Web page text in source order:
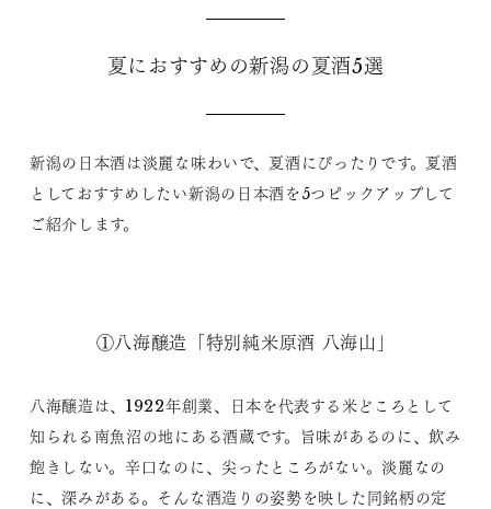
夏におすすめの新潟の夏酒5選
新潟の日本酒は淡麗な味わいで、夏酒にぴったりです。夏酒
としておすすめしたい新潟の日本酒を5つピックアップして
ご紹介します。
①八海醸造「特別純米原酒 八海山」
八海醸造は、1922年創業、日本を代表する米どころとして
知られる南魚沼の地にある酒蔵です。旨味があるのに、飲み
飽きしない。辛口なのに、尖ったところがない。淡麗なの
に、深みがある。そんな酒造りの姿勢を映した同銘柄の定